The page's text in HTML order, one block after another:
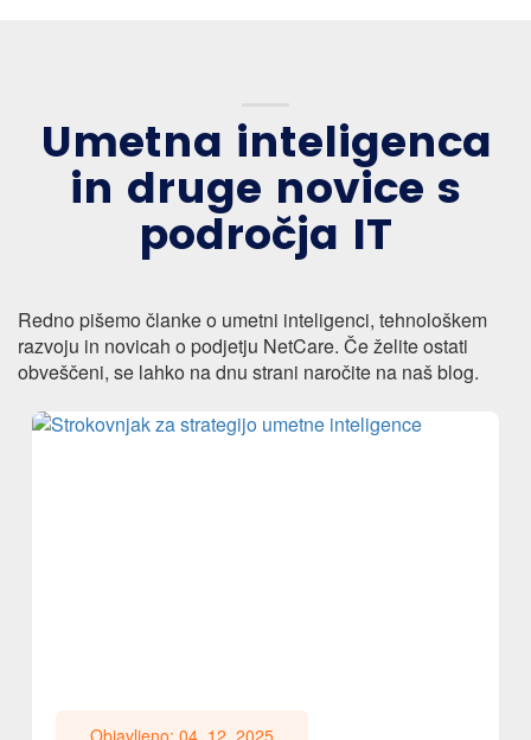
Umetna inteligenca
in druge novice s
področja IT
Redno pišemo članke o umetni inteligenci, tehnološkem
razvoju in novicah o podjetju NetCare. Če želite ostati
obveščeni, se lahko na dnu strani naročite na naš blog.
Objavljeno: 04. 12. 2025